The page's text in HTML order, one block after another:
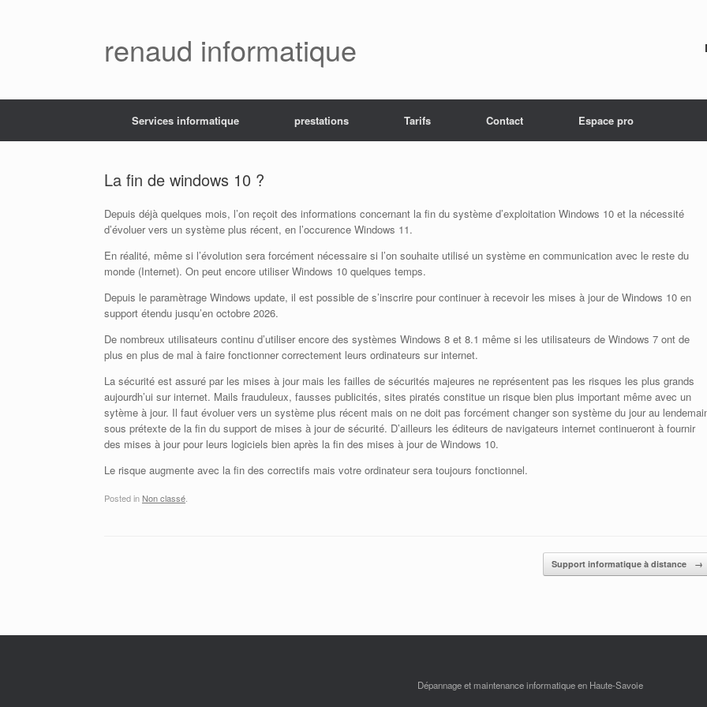
renaud informatique
Services informatique prestations Tarifs Contact Espace pro
La fin de windows 10 ?
Depuis déjà quelques mois, l’on reçoit des informations concernant la fin du système d’exploitation Windows 10 et la nécessité
d’évoluer vers un système plus récent, en l’occurence Windows 11.
En réalité, même si l’évolution sera forcément nécessaire si l’on souhaite utilisé un système en communication avec le reste du
monde (Internet). On peut encore utiliser Windows 10 quelques temps.
Depuis le paramètrage Windows update, il est possible de s’inscrire pour continuer à recevoir les mises à jour de Windows 10 en
support étendu jusqu’en octobre 2026.
De nombreux utilisateurs continu d’utiliser encore des systèmes Windows 8 et 8.1 même si les utilisateurs de Windows 7 ont de
plus en plus de mal à faire fonctionner correctement leurs ordinateurs sur internet.
La sécurité est assuré par les mises à jour mais les failles de sécurités majeures ne représentent pas les risques les plus grands
aujourdh’ui sur internet. Mails frauduleux, fausses publicités, sites piratés constitue un risque bien plus important même avec un
sytème à jour. Il faut évoluer vers un système plus récent mais on ne doit pas forcément changer son système du jour au
sous prétexte de la fin du support de mises à jour de sécurité. D’ailleurs les éditeurs de navigateurs internet continueront à fournir
des mises à jour pour leurs logiciels bien après la fin des mises à jour de Windows 10.
Le risque augmente avec la fin des correctifs mais votre ordinateur sera toujours fonctionnel.
Posted in Non classé
Support informatique à distance →
Dépannage et maintenance informatique en Haute-Savoie